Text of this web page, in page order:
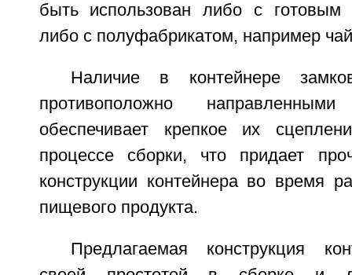
быть использован либо с готовым
либо с полуфабрикатом, например
Наличие в контейнере
противоположно
обеспечивает крепкое их
процессе сборки, что придает
конструкции контейнера во время
пищевого продукта.
Предлагаемая конструкция